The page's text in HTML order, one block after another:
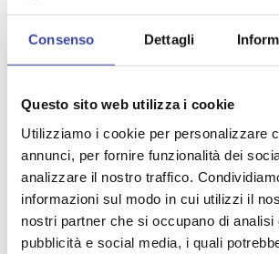
Consenso Dettagli
Questo sito web utilizza i cookie
Utilizziamo i cookie per personalizzare
annunci, per fornire funzionalità dei
analizzare il nostro traffico.
informazioni sul modo in cui utilizzi il
nostri partner che si occupano di analisi
pubblicità e social media, i quali
mettersi a disposizione per gli Uffici di
rivolgeranno, in particolare, ai cittadini
deboli".
Nello speciico l’“Ufficio di prossimità”
cittadino ricevere informazioni e
di protezione giuridica, effettuare il
degli atti e ricevere comunicazioni e
delle cancellerie, in modo da ridurre
difficoltà e i tempi di spostamento dei
offrire momenti di orientamento e
coordinati tra tutte le componenti